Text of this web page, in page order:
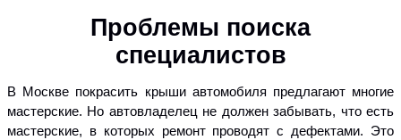
Проблемы поиска
специалистов
В Москве покрасить крыши автомобиля предлагают многие
мастерские. Но автовладелец не должен забывать, что есть
мастерские, в которых ремонт проводят с дефектами. Это